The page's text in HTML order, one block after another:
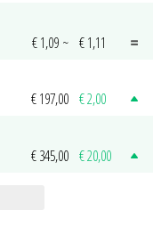
€ 1,09 ~ € 1,11
€ 197,00 € 2,00
€ 345,00 € 20,00